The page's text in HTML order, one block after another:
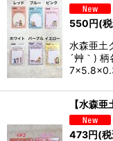
550円(
水森亜土
´艸｀) 柄
【水森
473円(